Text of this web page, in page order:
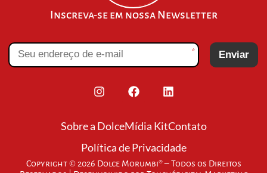
Inscreva-se em nossa Newsletter
* Enviar
Sobre a DolceMídia KitContato
Política de Privacidade
Copyright © 2026 Dolce Morumbi® – Todos os Direitos